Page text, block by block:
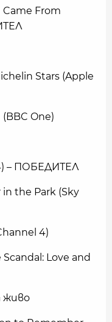
Came From
Stars (Apple
One)
– ПОБЕДИТЕЛ
in the Park (Sky
4)
Love and
живо